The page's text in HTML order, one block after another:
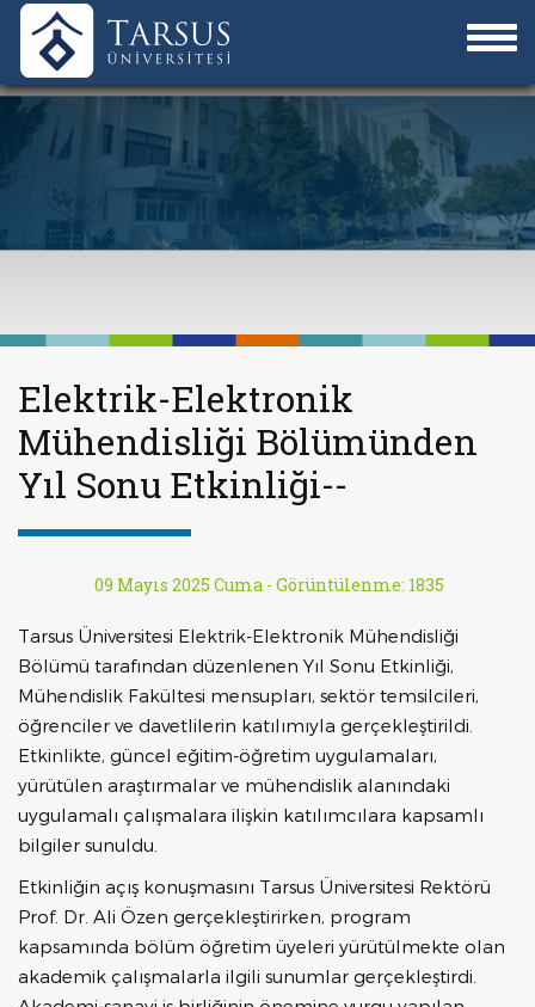
Elektrik-Elektronik
Mühendisliği Bölümünden
Yıl Sonu Etkinliği--
09 Mayıs 2025 Cuma - Görüntülenme: 1835
Tarsus Üniversitesi Elektrik-Elektronik Mühendisliği
Bölümü tarafından düzenlenen Yıl Sonu Etkinliği,
Mühendislik Fakültesi mensupları, sektör temsilcileri,
öğrenciler ve davetlilerin katılımıyla gerçekleştirildi.
Etkinlikte, güncel eğitim-öğretim uygulamaları,
yürütülen araştırmalar ve mühendislik alanındaki
uygulamalı çalışmalara ilişkin katılımcılara kapsamlı
bilgiler sunuldu.
Etkinliğin açış konuşmasını Tarsus Üniversitesi Rektörü
Prof. Dr. Ali Özen gerçekleştirirken, program
kapsamında bölüm öğretim üyeleri yürütülmekte olan
akademik çalışmalarla ilgili sunumlar gerçekleştirdi.